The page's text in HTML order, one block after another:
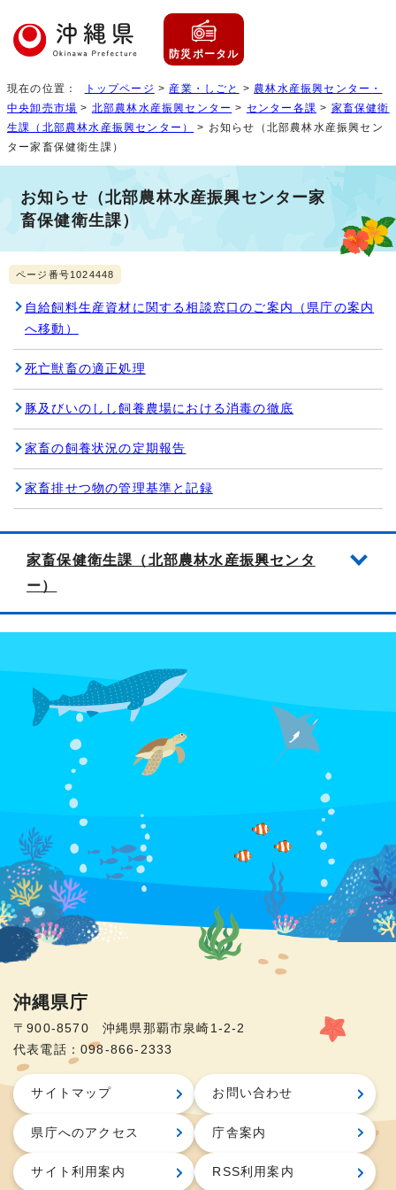
防災ポータル
現在の位置： トップページ > 産業・しごと > 農林水産振興センター・
中央卸売市場 > 北部農林水産振興センター > センター各課 > 家畜保健衛
生課（北部農林水産振興センター）
> お知らせ（北部農林水産振興セン
ター家畜保健衛生課）
お知らせ（北部農林水産振興センター家
畜保健衛生課）
ページ番号1024448
自給飼料生産資材に関する相談窓口のご案内（県庁の案内
へ移動）
死亡獣畜の適正処理
豚及びいのしし飼養農場における消毒の徹底
家畜の飼養状況の定期報告
家畜排せつ物の管理基準と記録
家畜保健衛生課（北部農林水産振興センタ
ー）
沖縄県庁
〒900-8570 沖縄県那覇市泉崎1-2-2
代表電話：098-866-2333
サイトマップ お問い合わせ
県庁へのアクセス 庁舎案内
サイト利用案内 RSS利用案内